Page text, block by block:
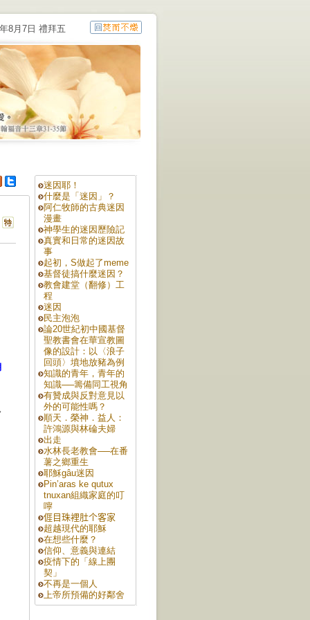
8月7日 禮拜五
迷因耶！
什麼是「迷因」？
阿仁牧師的古典迷因
漫畫
神學生的迷因歷險記
真實和日常的迷因故
事
起初，S做起了meme
基督徒搞什麼迷因？
教會建堂（翻修）工
程
迷因
民主泡泡
論20世紀初中國基督
聖教書會在華宣教圖
像的設計：以〈浪子
回頭〉墳地放豬為例
知識的青年，青年的
知識──籌備同工視角
有贊成與反對意見以
外的可能性嗎？
順天．榮神．益人：
許鴻源與林碖夫婦
出走
水林長老教會──在番
薯之鄉重生
耶穌gâu迷因
Pin’aras ke qutux
tnuxan組織家庭的叮
嚀
𠊎目珠裡肚个客家
超越現代的耶穌
在想些什麼？
信仰、意義與連結
疫情下的「線上團
契」
不再是一個人
上帝所預備的好鄰舍